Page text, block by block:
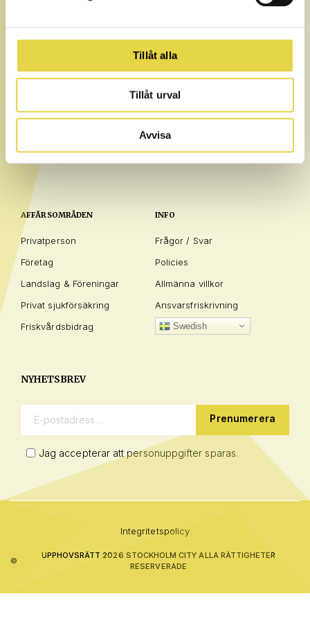
Tillåt alla
Tillåt urval
Avvisa
till den nivå du var på innan skadan – eller ännu längre.
AFFÄRSOMRÅDEN
Privatperson
Företag
Landslag & Föreningar
Privat sjukförsäkring
Friskvårdsbidrag
INFO
Frågor / Svar
Policies
Allmänna villkor
Ansvarsfriskrivning
Swedish
NYHETSBREV
E-postadress:
Jag accepterar att personuppgifter sparas.
Integritetspolicy
©
UPPHOVSRÄTT 2026 STOCKHOLM CITY ALLA RÄTTIGHETER
RESERVERADE